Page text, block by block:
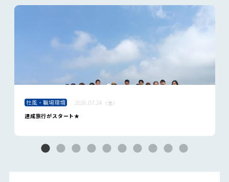
社風・職場環境
2026.07.24（金）
達成旅行がスタート★